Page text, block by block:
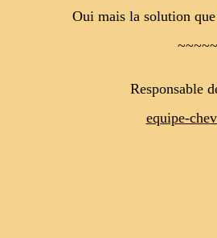
Oui mais la solution
Responsable
equipe-